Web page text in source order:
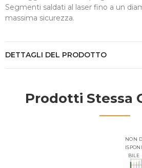
Segmenti saldati al laser fino a un
massima sicurezza.
DETTAGLI DEL PRODOTTO
Prodotti Stessa
NON D
ISPONI
BILE